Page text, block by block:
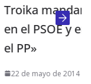
mandan
el PSOE y en
de mayo de 2014